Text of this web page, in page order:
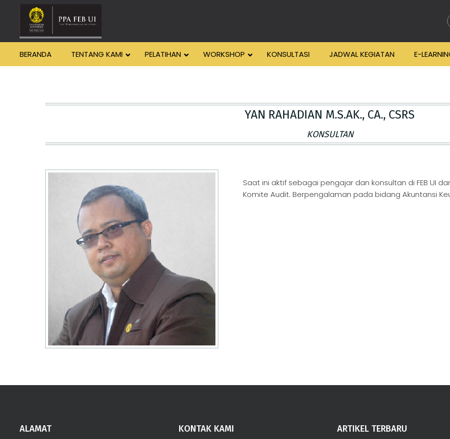
BERANDA TENTANG KAMI PELATIHAN WORKSHOP KONSULTASI JADWAL KEGIATAN E-
YAN RAHADIAN M.S.AK., CA., CSRS
KONSULTAN
Saat ini aktif sebagai pengajar dan konsultan di FEB UI
Komite Audit. Berpengalaman pada bidang Akuntansi
ALAMAT KONTAK KAMI ARTIKEL TERBARU